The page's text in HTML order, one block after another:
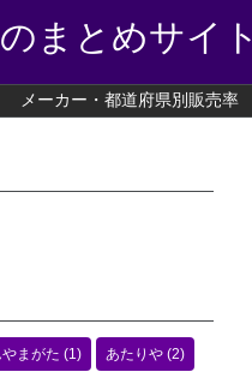
まとめサイト
メーカー・都道府県別販売率
まがた (1) あたりや (2)